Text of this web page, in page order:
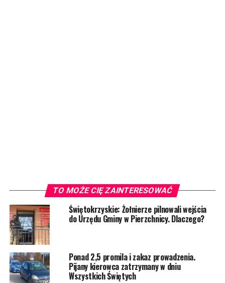
TO MOŻE CIĘ ZAINTERESOWAĆ
Świętokrzyskie: Żołnierze pilnowali wejścia
do Urzędu Gminy w Pierzchnicy. Dlaczego?
Ponad 2,5 promila i zakaz prowadzenia.
Pijany kierowca zatrzymany w dniu
Wszystkich Świętych